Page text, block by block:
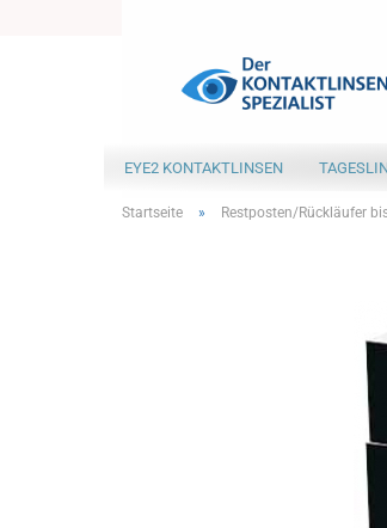
EYE2 KONTAKTLINSEN
Startseite » Restposten/Rückläufer